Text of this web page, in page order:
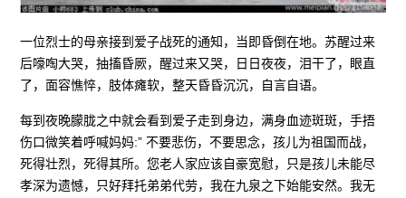
一位烈士的母亲接到爱子战死的通知，当即昏倒在地。苏醒过来
后嚎啕大哭，抽搐昏厥，醒过来又哭，日日夜夜，泪干了，眼直
了，面容憔悴，肢体瘫软，整天昏昏沉沉，自言自语。
每到夜晚朦胧之中就会看到爱子走到身边，满身血迹斑斑，手捂
伤口微笑着呼喊妈妈:” 不要悲伤，不要思念，孩儿为祖国而战，
死得壮烈，死得其所。您老人家应该自豪宽慰，只是孩儿未能尽
孝深为遗憾，只好拜托弟弟代劳，我在九泉之下始能安然。我无